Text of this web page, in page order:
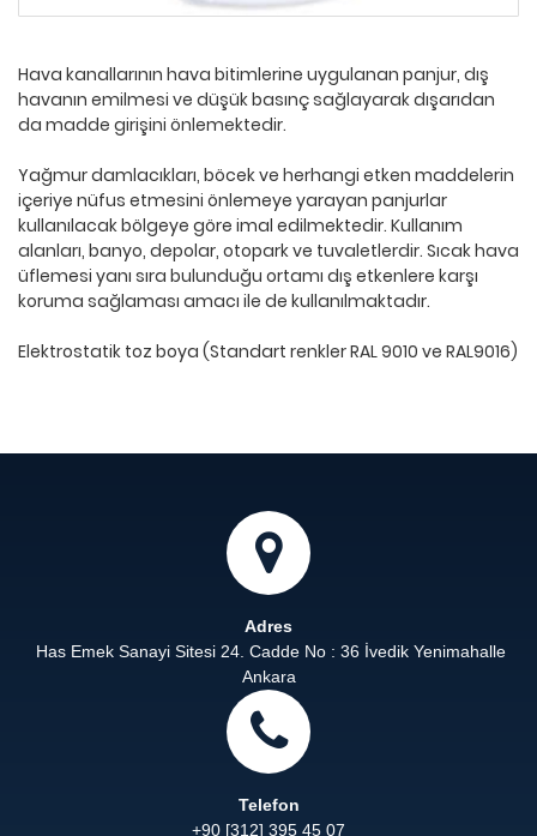
Hava kanallarının hava bitimlerine uygulanan panjur, dış
havanın emilmesi ve düşük basınç sağlayarak dışarıdan
da madde girişini önlemektedir.
Yağmur damlacıkları, böcek ve herhangi etken maddelerin
içeriye nüfus etmesini önlemeye yarayan panjurlar
kullanılacak bölgeye göre imal edilmektedir. Kullanım
alanları, banyo, depolar, otopark ve tuvaletlerdir. Sıcak hava
üflemesi yanı sıra bulunduğu ortamı dış etkenlere karşı
koruma sağlaması amacı ile de kullanılmaktadır.
Elektrostatik toz boya (Standart renkler RAL 9010 ve RAL9016)
Adres
Has Emek Sanayi Sitesi 24. Cadde No : 36 İvedik Yenimahalle
Ankara
Telefon
+90 [312] 395 45 07